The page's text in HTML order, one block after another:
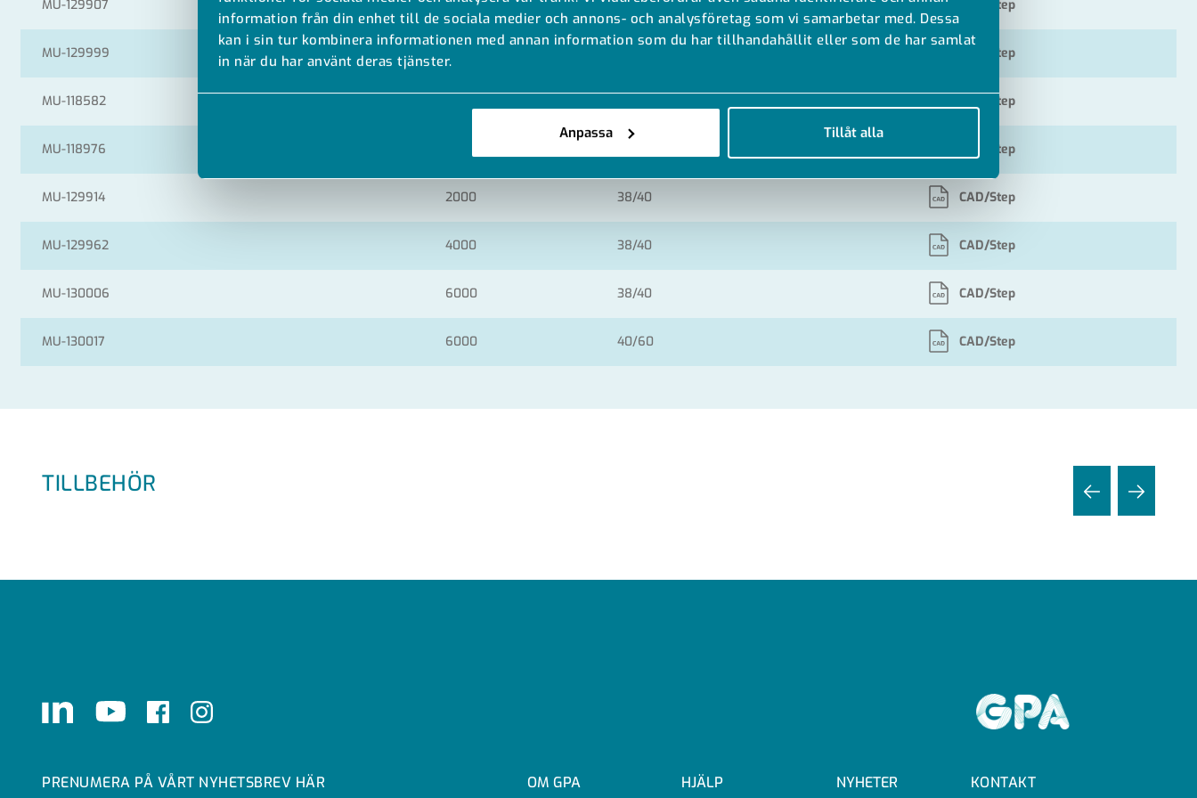
information från din enhet till de sociala medier och annons- och analysföretag som vi samarbetar med. Dessa
kan i sin tur kombinera informationen med annan information som du har tillhandahållit eller som de har samlat
in när du har använt deras tjänster.
Anpassa Tillåt alla
MU-129907 2000 27/18 CAD/Step
MU-129999 CAD/Step
MU-118582 CAD/Step
MU-118976 CAD/Step
MU-129914 2000 38/40 CAD/Step
MU-129962 4000 38/40 CAD/Step
MU-130006 6000 38/40 CAD/Step
MU-130017 6000 40/60 CAD/Step
TILLBEHÖR
LinkedIn Youtube FacebookInstagram
PRENUMERA PÅ VÅRT NYHETSBREV HÄR OM GPA HJÄLP NYHETER KONTAKT